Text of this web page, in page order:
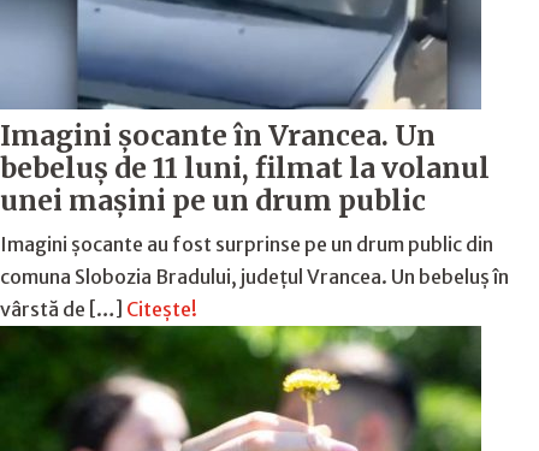
Imagini șocante în Vrancea. Un
bebeluș de 11 luni, filmat la volanul
unei mașini pe un drum public
Imagini șocante au fost surprinse pe un drum public din
comuna Slobozia Bradului, județul Vrancea. Un bebeluș în
vârstă de […] Citește!